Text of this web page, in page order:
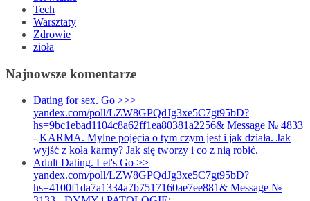
Tech
Warsztaty
Zdrowie
zioła
Najnowsze komentarze
Dating for sex. Go >>>
yandex.com/poll/LZW8GPQdJg3xe5C7gt95bD?
hs=9bc1ebad1104c8a62ff1ea80381a2256& Message № 4833
- KARMA. Mylne pojęcia o tym czym jest i jak działa. Jak
wyjść z koła karmy? Jak się tworzy i co z nią robić.
Adult Dating. Let's Go >>
yandex.com/poll/LZW8GPQdJg3xe5C7gt95bD?
hs=4100f1da7a1334a7b7517160ae7ee881& Message №